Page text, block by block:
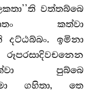
වත්තබ්බෙ
කත්වා
දට්ඨබ්බං. ඉමිනා
පුබ්බෙ
ගහිතා, තෙ